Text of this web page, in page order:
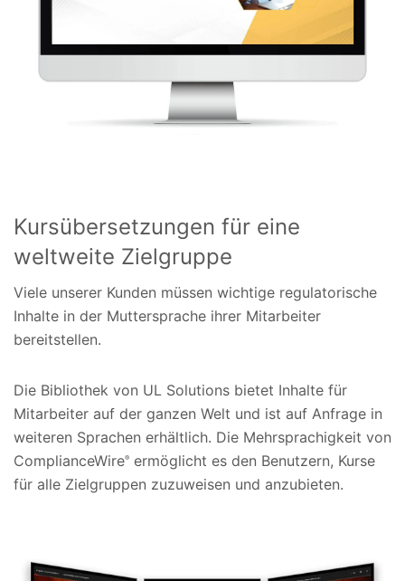
Kursübersetzungen für eine
weltweite Zielgruppe
Viele unserer Kunden müssen wichtige regulatorische
Inhalte in der Muttersprache ihrer Mitarbeiter
bereitstellen.
Die Bibliothek von UL Solutions bietet Inhalte für
Mitarbeiter auf der ganzen Welt und ist auf Anfrage in
weiteren Sprachen erhältlich. Die Mehrsprachigkeit von
ComplianceWire® ermöglicht es den Benutzern, Kurse
für alle Zielgruppen zuzuweisen und anzubieten.